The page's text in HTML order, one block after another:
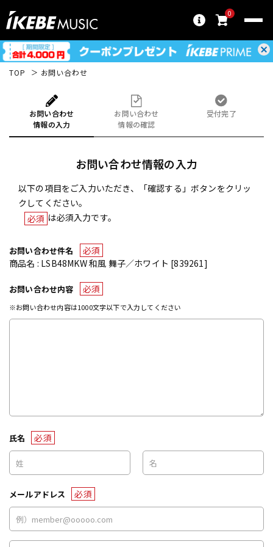
0
TOP お問い合わせ
お問い合わせ
情報の入力
お問い合わせ
情報の確認
受付完了
お問い合わせ情報の入力
以下の項目をご入力いただき、「確認する」ボタンをクリッ
クしてください。
必須 は必須入力です。
お問い合わせ件名
必須
商品名 : LSB48MKW 和風 舞子／ホワイト [839261]
お問い合わせ内容 必須
※お問い合わせ内容は1000文字以下で入力してください
氏名 必須
メールアドレス 必須